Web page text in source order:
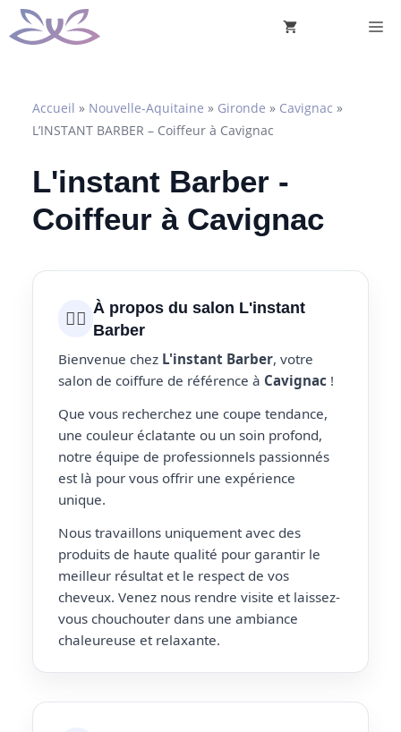
Aller
au
Accueil » Nouvelle-Aquitaine » Gironde » Cavignac »
L’INSTANT BARBER – Coiffeur à Cavignac
L'instant Barber -
Coiffeur à Cavignac
💇‍♀️ À propos du salon L'instant
Barber
Bienvenue chez L'instant Barber, votre
salon de coiffure de référence à Cavignac !
Que vous recherchez une coupe tendance,
une couleur éclatante ou un soin profond,
notre équipe de professionnels passionnés
est là pour vous offrir une expérience
unique.
Nous travaillons uniquement avec des
produits de haute qualité pour garantir le
meilleur résultat et le respect de vos
cheveux. Venez nous rendre visite et laissez-
vous chouchouter dans une ambiance
chaleureuse et relaxante.